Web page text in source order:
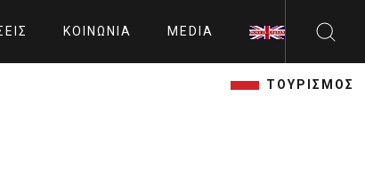
ΚΟΙΝΩΝΊΑ MEDIA
ΤΟΥΡΙΣΜΟΣ